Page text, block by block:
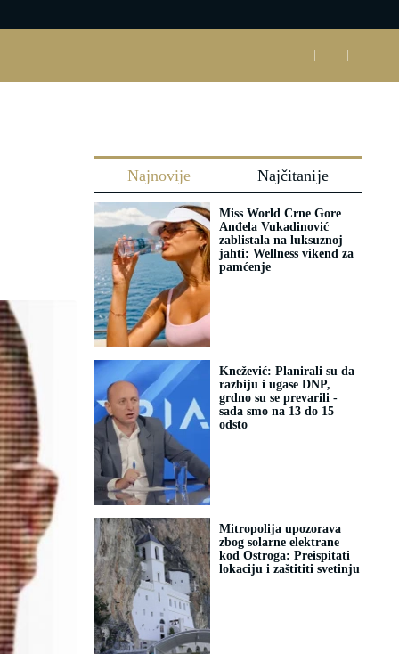
Najnovije Najčitanije
Miss World Crne Gore
Anđela Vukadinović
zablistala na luksuznoj
jahti: Wellness vikend za
pamćenje
Knežević: Planirali su da
razbiju i ugase DNP,
grdno su se prevarili -
sada smo na 13 do 15
odsto
Mitropolija upozorava
zbog solarne elektrane
kod Ostroga: Preispitati
lokaciju i zaštititi svetinju